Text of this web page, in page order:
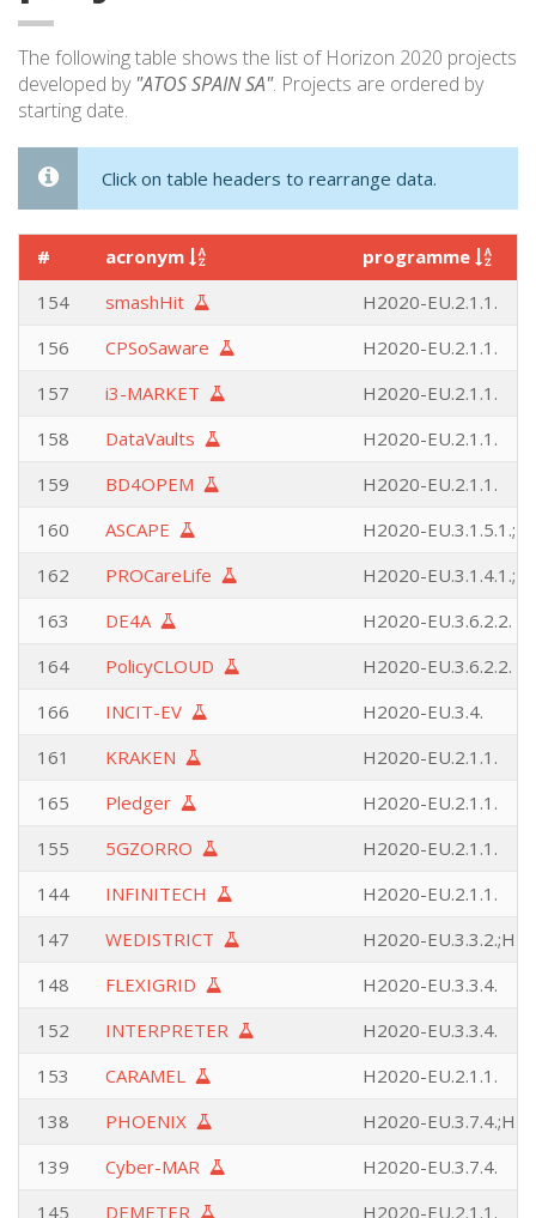
The following table shows the list of Horizon 2020 projects
developed by"ATOS SPAIN SA". Projects are ordered by
starting date.
Click on table headers to rearrange data.
# acronym
programme
154
smashHit
H2020-EU.2.1.1.
156
CPSoSaware
H2020-EU.2.1.1.
157
i3-MARKET
H2020-EU.2.1.1.
158
DataVaults
H2020-EU.2.1.1.
159
BD4OPEM
H2020-EU.2.1.1.
160
ASCAPE
H2020-
162
PROCareLife
H2020-
163
DE4A
H2020-EU.3.6.2.2.
164
PolicyCLOUD
H2020-EU.3.6.2.2.
166
INCIT-EV
H2020-EU.3.4.
161
KRAKEN
H2020-EU.2.1.1.
165
Pledger
H2020-EU.2.1.1.
155
5GZORRO
H2020-EU.2.1.1.
144
INFINITECH
H2020-EU.2.1.1.
147
WEDISTRICT
H2020-
148
FLEXIGRID
H2020-EU.3.3.4.
152
INTERPRETER
H2020-EU.3.3.4.
153
CARAMEL
H2020-EU.2.1.1.
138
PHOENIX
H2020-
139
Cyber-MAR
H2020-EU.3.7.4.
145
DEMETER
H2020-EU.2.1.1.